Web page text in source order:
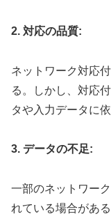
2. 対応の品質:
ネットワーク対応
る。しかし、対応
タや入力データに
3. データの不足:
一部のネットワー
れている場合があ